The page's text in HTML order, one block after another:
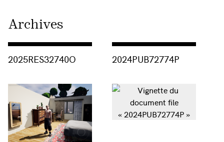
Archives
2025RES32740O 2024PUB72774P